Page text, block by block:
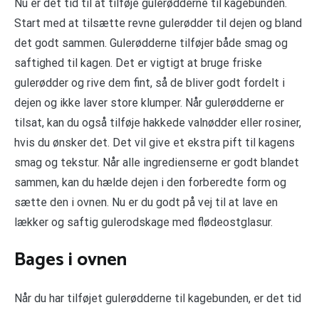
Nu er det tid til at tilføje gulerødderne til kagebunden.
Start med at tilsætte revne gulerødder til dejen og bland
det godt sammen. Gulerødderne tilføjer både smag og
saftighed til kagen. Det er vigtigt at bruge friske
gulerødder og rive dem fint, så de bliver godt fordelt i
dejen og ikke laver store klumper. Når gulerødderne er
tilsat, kan du også tilføje hakkede valnødder eller rosiner,
hvis du ønsker det. Det vil give et ekstra pift til kagens
smag og tekstur. Når alle ingredienserne er godt blandet
sammen, kan du hælde dejen i den forberedte form og
sætte den i ovnen. Nu er du godt på vej til at lave en
lækker og saftig gulerodskage med flødeostglasur.
Bages i ovnen
Når du har tilføjet gulerødderne til kagebunden, er det tid